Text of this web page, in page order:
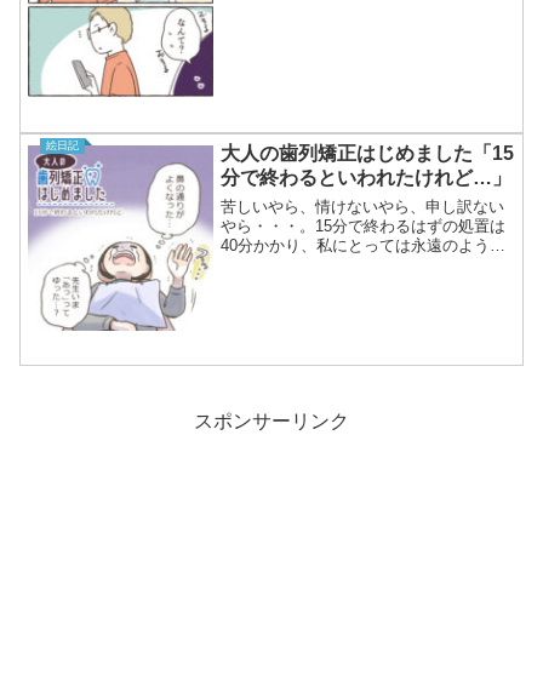
絵日記
大人の歯列矯正はじめました「15
分で終わるといわれたけれど…」
苦しいやら、情けないやら、申し訳ない
やら・・・。15分で終わるはずの処置は
40分かかり、私にとっては永遠のような
スポンサーリンク